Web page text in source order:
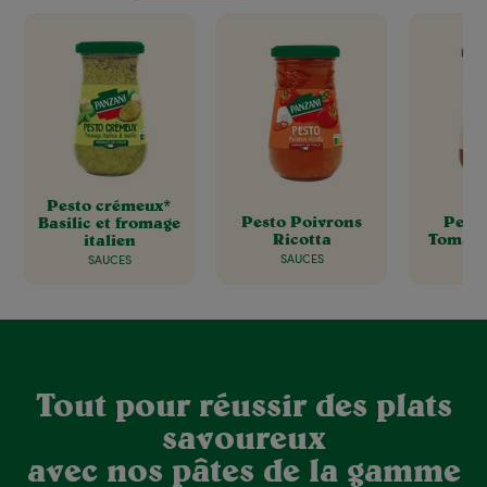
Pesto crémeux*
Basilic et fromage
italien
SAUCES
Pesto Poivrons
Ricotta
SAUCES
Tout pour réussir des plats
savoureux
avec nos pâtes de la gamme